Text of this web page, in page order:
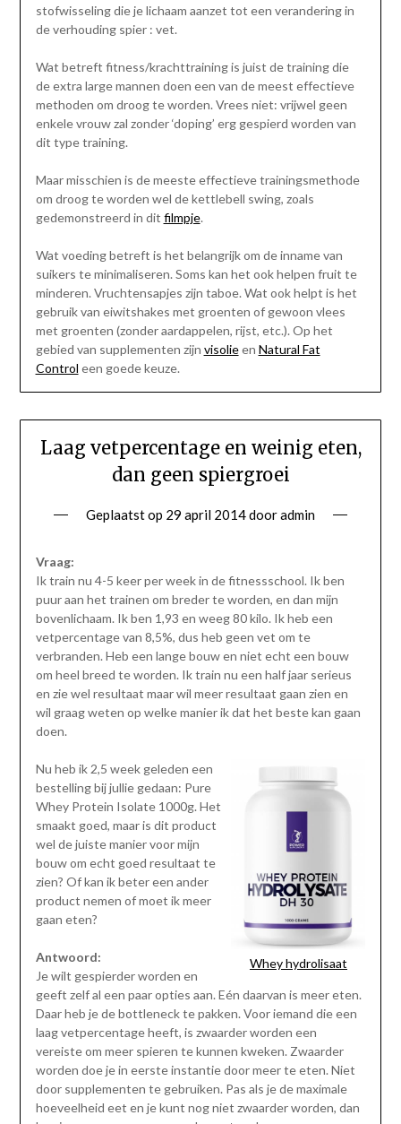
stofwisseling die je lichaam aanzet tot een verandering in
de verhouding spier : vet.
Wat betreft fitness/krachttraining is juist de training die
de extra large mannen doen een van de meest effectieve
methoden om droog te worden. Vrees niet: vrijwel geen
enkele vrouw zal zonder ‘doping’ erg gespierd worden van
dit type training.
Maar misschien is de meeste effectieve trainingsmethode
om droog te worden wel de kettlebell swing, zoals
gedemonstreerd in dit filmpje.
Wat voeding betreft is het belangrijk om de inname van
suikers te minimaliseren. Soms kan het ook helpen fruit te
minderen. Vruchtensapjes zijn taboe. Wat ook helpt is het
gebruik van eiwitshakes met groenten of gewoon vlees
met groenten (zonder aardappelen, rijst, etc.). Op het
gebied van supplementen zijn visolieen Natural Fat
Control een goede keuze.
Laag vetpercentage en weinig eten,
dan geen spiergroei
Geplaatst op 29 april 2014dooradmin
Vraag:
Ik train nu 4-5 keer per week in de fitnessschool. Ik ben
puur aan het trainen om breder te worden, en dan mijn
bovenlichaam. Ik ben 1,93 en weeg 80 kilo. Ik heb een
vetpercentage van 8,5%, dus heb geen vet om te
verbranden. Heb een lange bouw en niet echt een bouw
om heel breed te worden. Ik train nu een half jaar serieus
en zie wel resultaat maar wil meer resultaat gaan zien en
wil graag weten op welke manier ik dat het beste kan gaan
doen.
Whey hydrolisaat
Nu heb ik 2,5 week geleden een
bestelling bij jullie gedaan: Pure
Whey Protein Isolate 1000g. Het
smaakt goed, maar is dit product
wel de juiste manier voor mijn
bouw om echt goed resultaat te
zien? Of kan ik beter een ander
product nemen of moet ik meer
gaan eten?
Antwoord:
Je wilt gespierder worden en
geeft zelf al een paar opties aan. Eén daarvan is meer eten.
Daar heb je de bottleneck te pakken. Voor iemand die een
laag vetpercentage heeft, is zwaarder worden een
vereiste om meer spieren te kunnen kweken. Zwaarder
worden doe je in eerste instantie door meer te eten. Niet
door supplementen te gebruiken. Pas als je de maximale
hoeveelheid eet en je kunt nog niet zwaarder worden, dan